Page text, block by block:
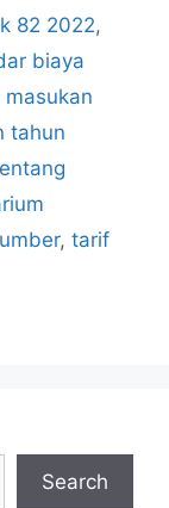
82 2022,
biaya
tahun
, tarif
Search